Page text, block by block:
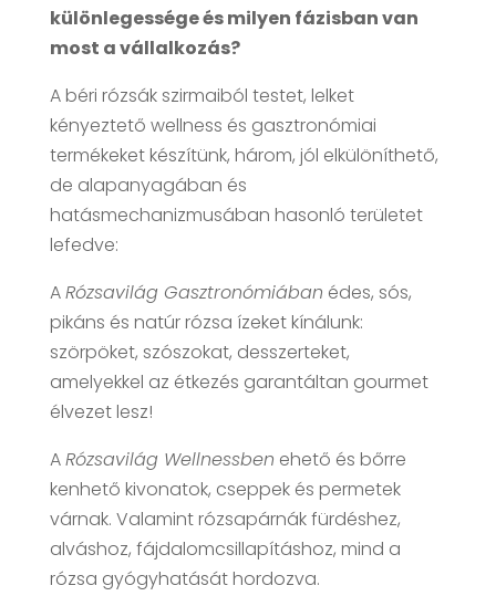
különlegessége és milyen fázisban van
most a vállalkozás?
A béri rózsák szirmaiból testet, lelket
kényeztető wellness és gasztronómiai
termékeket készítünk, három, jól elkülöníthető,
de alapanyagában és
hatásmechanizmusában hasonló területet
lefedve:
ARózsavilág Gasztronómiában édes, sós,
pikáns és natúr rózsa ízeket kínálunk:
szörpöket, szószokat, desszerteket,
amelyekkel az étkezés garantáltan gourmet
élvezet lesz!
ARózsavilág Wellnessben ehető és bőrre
kenhető kivonatok, cseppek és permetek
várnak. Valamint rózsapárnák fürdéshez,
alváshoz, fájdalomcsillapításhoz, mind a
rózsa gyógyhatását hordozva.